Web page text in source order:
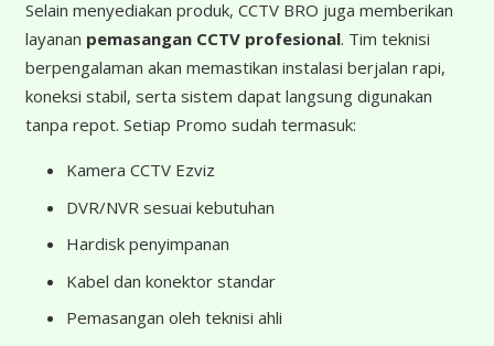
Selain menyediakan produk, CCTV BRO juga memberikan
layanan pemasangan CCTV profesional. Tim teknisi
berpengalaman akan memastikan instalasi berjalan rapi,
koneksi stabil, serta sistem dapat langsung digunakan
tanpa repot. Setiap Promo sudah termasuk:
Kamera CCTV Ezviz
DVR/NVR sesuai kebutuhan
Hardisk penyimpanan
Kabel dan konektor standar
Pemasangan oleh teknisi ahli